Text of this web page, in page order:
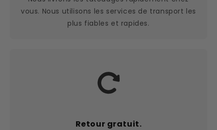
vous. Nous utilisons les services de transport les
plus fiables et rapides.
Retour gratuit.